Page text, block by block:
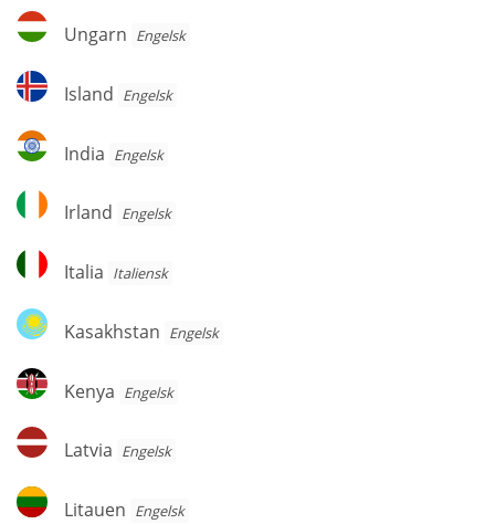
Ungarn
Ungarn Engelsk
Island
Island Engelsk
India
India Engelsk
Irland
Irland Engelsk
Italia
Italia Italiensk
Kasakhstan
Kasakhstan Engelsk
Kenya
Kenya Engelsk
Latvia
Latvia Engelsk
Litauen
Litauen Engelsk